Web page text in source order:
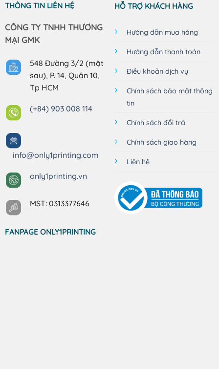
THÔNG TIN LIÊN HỆ
CÔNG TY TNHH THƯƠNG
MẠI GMK
548 Đường 3/2 (mặt
sau), P. 14, Quận 10,
Tp HCM
(+84) 903 008 114
info@only1printing.com
only1printing.vn
MST: 0313377646
HỖ TRỢ KHÁCH HÀNG
Hướng dẫn mua hàng
Hướng dẫn thanh toán
Điều khoản dịch vụ
Chính sách bảo mật thông
tin
Chính sách đổi trả
Chính sách giao hàng
Liên hệ
FANPAGE ONLY1PRINTING